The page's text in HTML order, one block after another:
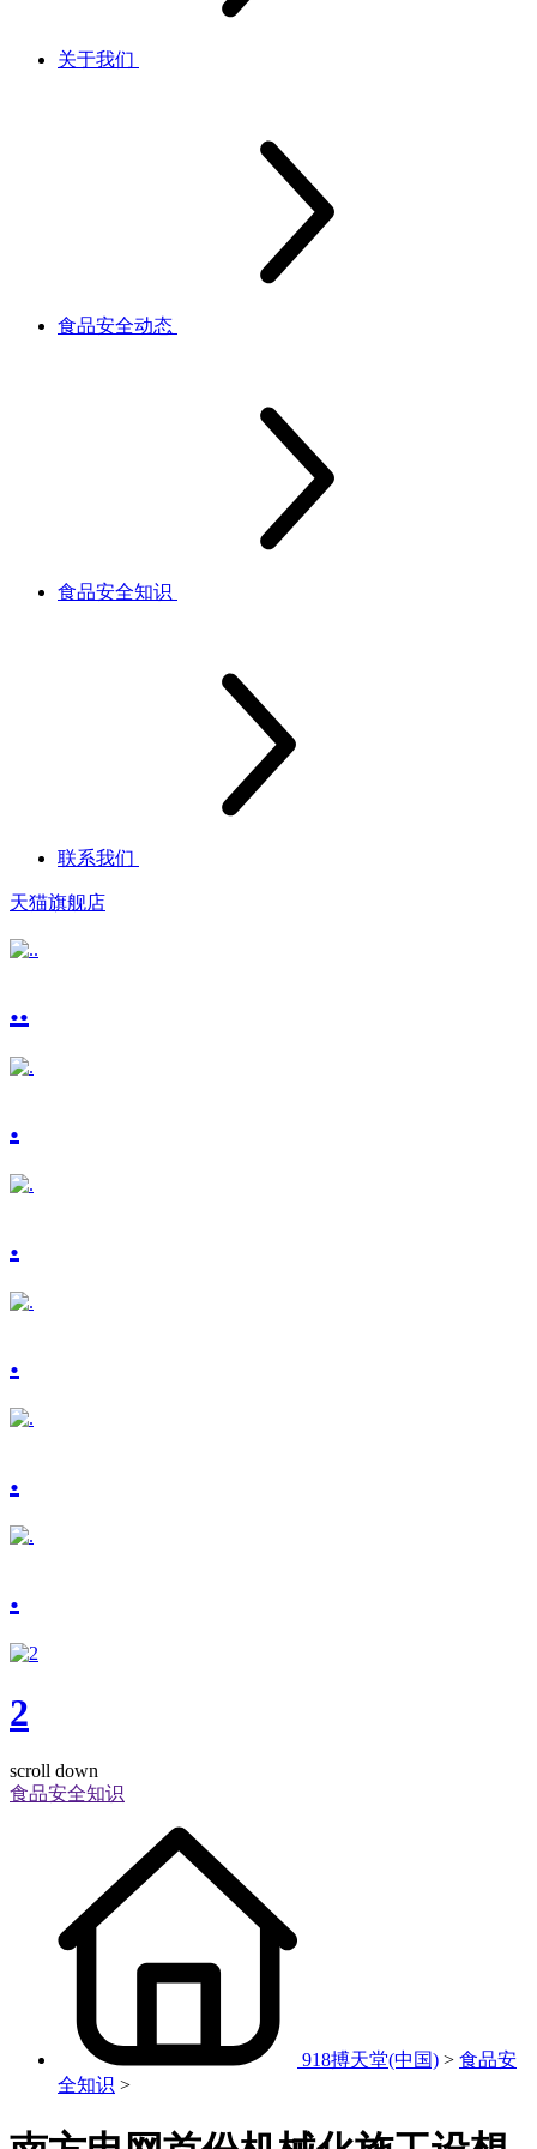
关于我们
食品安全动态
食品安全知识
联系我们
天猫旗舰店
..
.
.
.
.
.
2
scroll down
食品安全知识
918搏天堂(中国) > 食品安
全知识 >